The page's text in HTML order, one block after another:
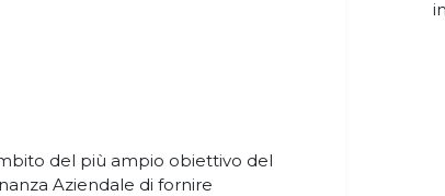
del più ampio obiettivo del
Aziendale di fornire